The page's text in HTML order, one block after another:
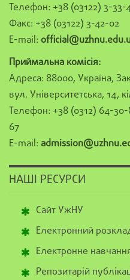
Телефон: +38 (03122) 3-33-
Факс: +38 (03122) 3-42-02
E-mail:
Приймальна комісія:
Адреса: 88000, Україна,
вул. Університетська, 14,
Телефон: +38 (0312) 64-
67
E-mail:
НАШІ РЕСУРСИ
Сайт УжНУ
Електронний
Електронне
Репозитарій